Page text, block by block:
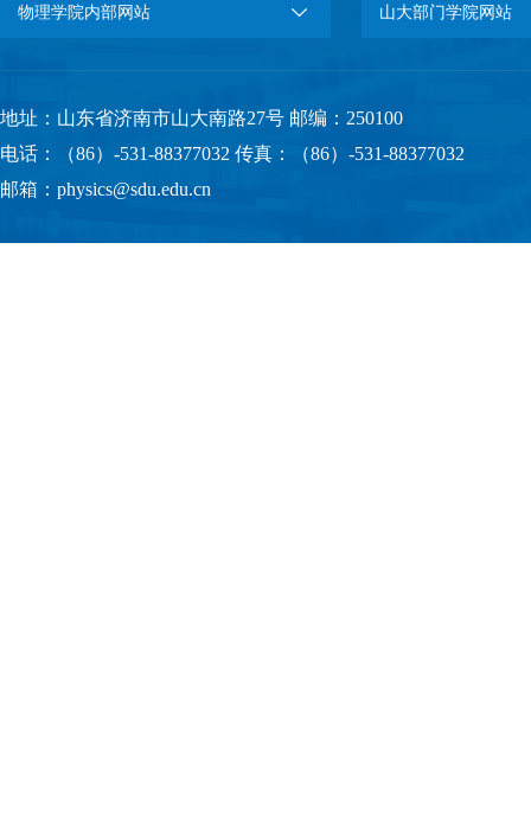
物理学院内部网站 山大部门学院网站
地址：山东省济南市山大南路27号 邮编：250100
电话：（86）-531-88377032 传真：（86）-531-88377032
邮箱：physics@sdu.edu.cn